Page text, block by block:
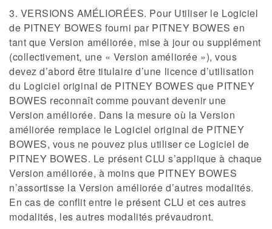
3. VERSIONS AMÉLIORÉES. Pour Utiliser le Logiciel
de PITNEY BOWES fourni par PITNEY BOWES en
tant que Version améliorée, mise à jour ou supplément
(collectivement, une « Version améliorée »), vous
devez d’abord être titulaire d’une licence d’utilisation
du Logiciel original de PITNEY BOWES que PITNEY
BOWES reconnaît comme pouvant devenir une
Version améliorée. Dans la mesure où la Version
améliorée remplace le Logiciel original de PITNEY
BOWES, vous ne pouvez plus utiliser ce Logiciel de
PITNEY BOWES. Le présent CLU s’applique à chaque
Version améliorée, à moins que PITNEY BOWES
n’assortisse la Version améliorée d’autres modalités.
En cas de conflit entre le présent CLU et ces autres
modalités, les autres modalités prévaudront.